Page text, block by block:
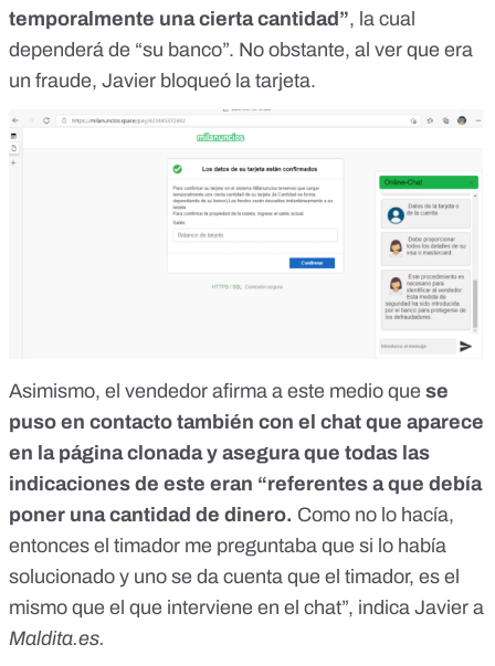
temporalmente una cierta cantidad”, la cual
dependerá de “su banco”. No obstante, al ver que era
un fraude, Javier bloqueó la tarjeta.
Asimismo, el vendedor afirma a este medio que se
puso en contacto también con el chat que aparece
en la página clonada y asegura que todas las
indicaciones de este eran “referentes a que debía
poner una cantidad de dinero. Como no lo hacía,
entonces el timador me preguntaba que si lo había
solucionado y uno se da cuenta que el timador, es el
mismo que el que interviene en el chat”, indica Javier a
Maldita.es.